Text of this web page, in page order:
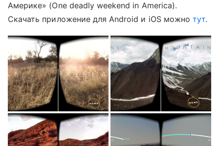
Америке» (One deadly weekend in America).
Скачать приложение для Android и iOS можнотут.